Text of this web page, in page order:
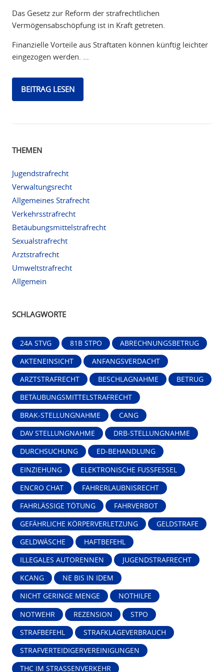
Das Gesetz zur Reform der strafrechtlichen
Vermögensabschöpfung ist in Kraft getreten.
Finanzielle Vorteile aus Straftaten können künftig leichter
eingezogen werden. …
BEITRAG LESEN
THEMEN
Jugendstrafrecht
Verwaltungsrecht
Allgemeines Strafrecht
Verkehrsstrafrecht
Betäubungsmittelstrafrecht
Sexualstrafrecht
Arztstrafrecht
Umweltstrafrecht
Allgemein
SCHLAGWORTE
24A STVG 81B STPO ABRECHNUNGSBETRUG
AKTENEINSICHT ANFANGSVERDACHT
ARZTSTRAFRECHT BESCHLAGNAHME BETRUG
BETÄUBUNGSMITTELSTRAFRECHT
BRAK-STELLUNGNAHME CANG
DAV STELLUNGNAHME DRB-STELLUNGNAHME
DURCHSUCHUNG ED-BEHANDLUNG
EINZIEHUNG ELEKTRONISCHE FUSSFESSEL
ENCRO CHAT FAHRERLAUBNISRECHT
FAHRLÄSSIGE TÖTUNG FAHRVERBOT
GEFÄHRLICHE KÖRPERVERLETZUNG GELDSTRAFE
GELDWÄSCHE HAFTBEFEHL
ILLEGALES AUTORENNEN JUGENDSTRAFRECHT
KCANG NE BIS IN IDEM
NICHT GERINGE MENGE NOTHILFE
NOTWEHR REZENSION STPO
STRAFBEFEHL STRAFKLAGEVERBRAUCH
STRAFVERTEIDIGERVEREINIGUNGEN
THC IM STRASSENVERKEHR